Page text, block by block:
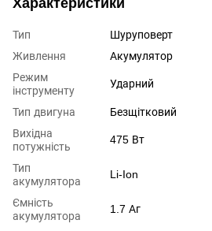
Характеристики
Тип
Шуруповерт
Живлення
Акумулятор
Режим
інструменту
Ударний
Тип двигуна
Безщітковий
Вихідна
потужність
475 Вт
Тип
акумулятора
Li-Ion
Ємність
акумулятора
1.7 Аг